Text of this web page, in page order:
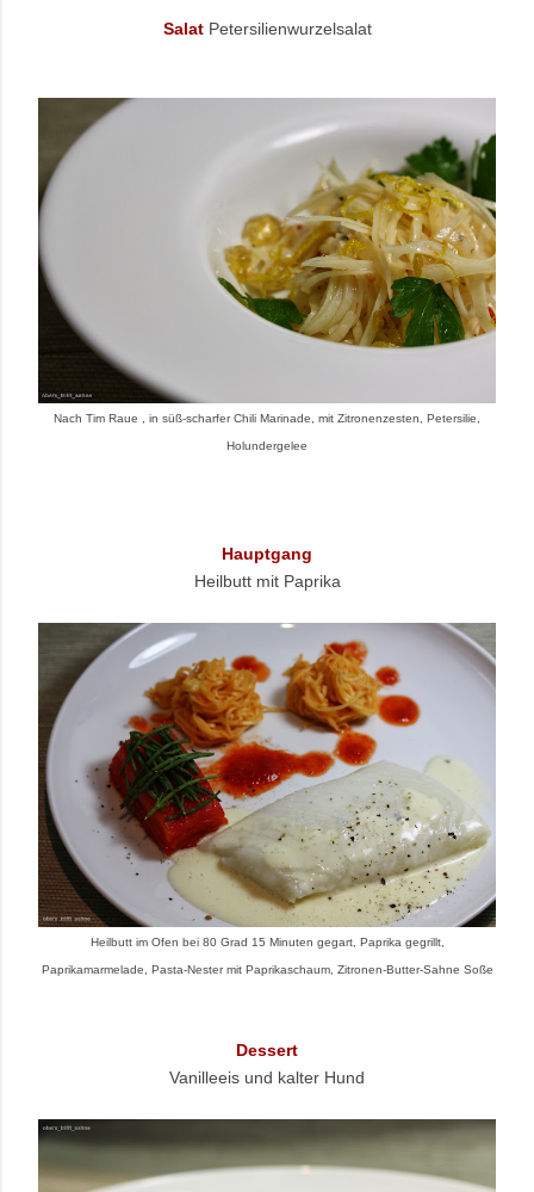
Salat Petersilienwurzelsalat
Nach Tim Raue , in süß-scharfer Chili Marinade, mit Zitronenzesten, Petersilie,
Holundergelee
Hauptgang
Heilbutt mit Paprika
Heilbutt im Ofen bei 80 Grad 15 Minuten gegart, Paprika gegrillt,
Paprikamarmelade, Pasta-Nester mit Paprikaschaum, Zitronen-Butter-Sahne Soße
Dessert
Vanilleeis und kalter Hund